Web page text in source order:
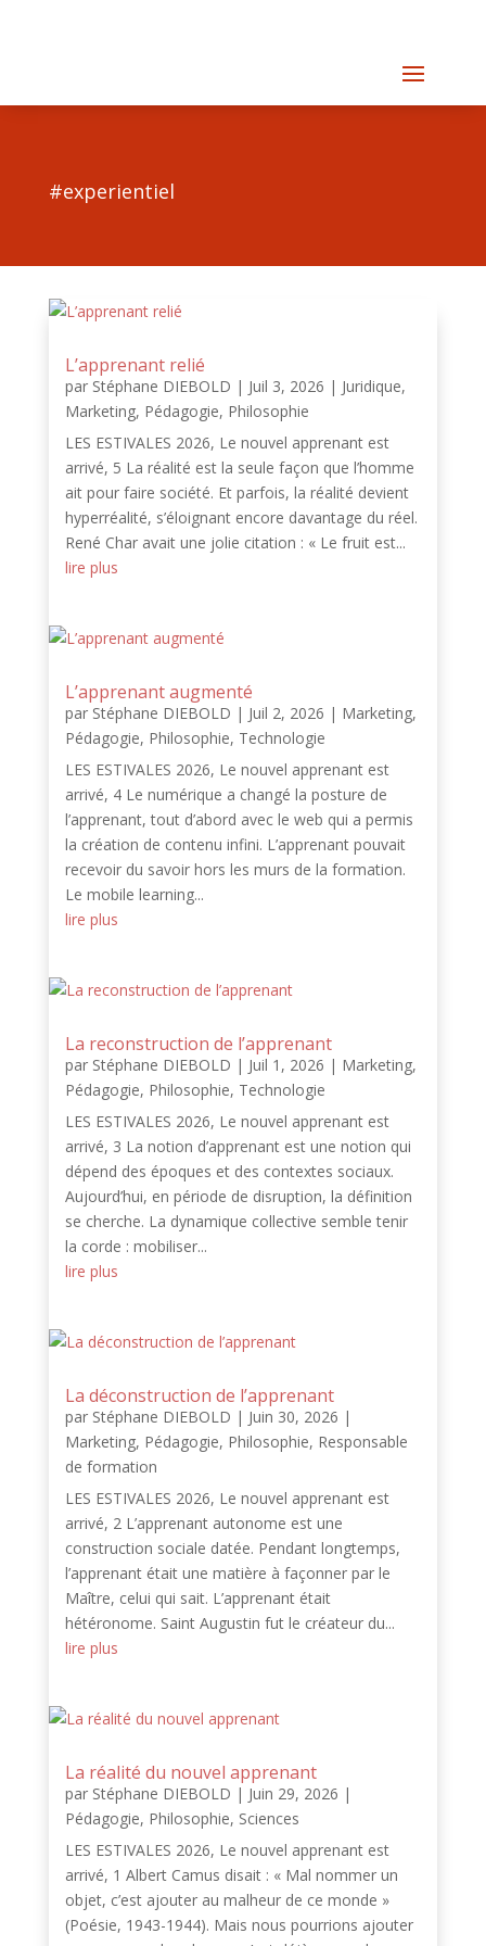
#experientiel
L’apprenant relié
par Stéphane DIEBOLD | Juil 3, 2026 | Juridique,
Marketing, Pédagogie, Philosophie
LES ESTIVALES 2026, Le nouvel apprenant est
arrivé, 5 La réalité est la seule façon que l’homme
ait pour faire société. Et parfois, la réalité devient
hyperréalité, s’éloignant encore davantage du réel.
René Char avait une jolie citation : « Le fruit est...
lire plus
L’apprenant augmenté
par Stéphane DIEBOLD | Juil 2, 2026 | Marketing,
Pédagogie, Philosophie, Technologie
LES ESTIVALES 2026, Le nouvel apprenant est
arrivé, 4 Le numérique a changé la posture de
l’apprenant, tout d’abord avec le web qui a permis
la création de contenu infini. L’apprenant pouvait
recevoir du savoir hors les murs de la formation.
Le mobile learning...
lire plus
La reconstruction de l’apprenant
par Stéphane DIEBOLD | Juil 1, 2026 | Marketing,
Pédagogie, Philosophie, Technologie
LES ESTIVALES 2026, Le nouvel apprenant est
arrivé, 3 La notion d’apprenant est une notion qui
dépend des époques et des contextes sociaux.
Aujourd’hui, en période de disruption, la définition
se cherche. La dynamique collective semble tenir
la corde : mobiliser...
lire plus
La déconstruction de l’apprenant
par Stéphane DIEBOLD | Juin 30, 2026 |
Marketing, Pédagogie, Philosophie, Responsable
de formation
LES ESTIVALES 2026, Le nouvel apprenant est
arrivé, 2 L’apprenant autonome est une
construction sociale datée. Pendant longtemps,
l’apprenant était une matière à façonner par le
Maître, celui qui sait. L’apprenant était
hétéronome. Saint Augustin fut le créateur du...
lire plus
La réalité du nouvel apprenant
par Stéphane DIEBOLD | Juin 29, 2026 |
Pédagogie, Philosophie, Sciences
LES ESTIVALES 2026, Le nouvel apprenant est
arrivé, 1 Albert Camus disait : « Mal nommer un
objet, c’est ajouter au malheur de ce monde »
(Poésie, 1943-1944). Mais nous pourrions ajouter